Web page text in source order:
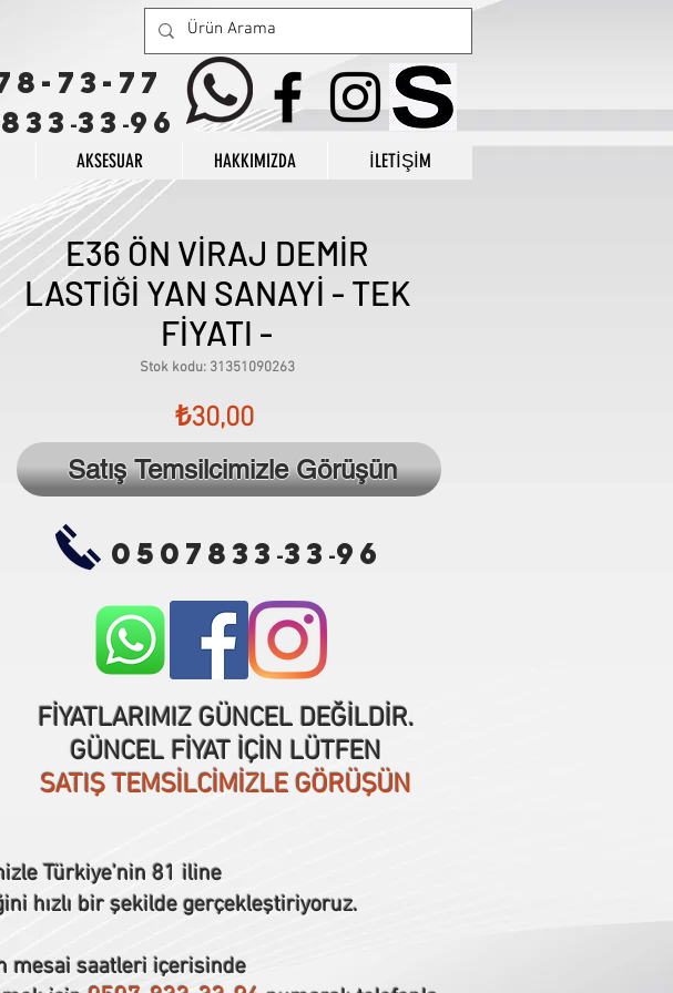
73-77
-33 -96
AKSESUAR HAKKIMIZDA İLETİŞİM
E36 ÖN VİRAJ DEMİR
LASTİĞİ YAN SANAYİ - TEK
FİYATI -
Stok kodu: 31351090263
₺30,00Fiyat
0507833 -33 -96
Satış Temsilcimizle Görüşün
FİYATLARIMIZ GÜNCEL DEĞİLDİR.
GÜNCEL FİYAT İÇİN LÜTFEN
SATIŞ TEMSİLCİMİZLE GÖRÜŞÜN
Türkiye’nin 81 iline
hızlı bir şekilde gerçekleştiriyoruz.
mesai saatleri içerisinde